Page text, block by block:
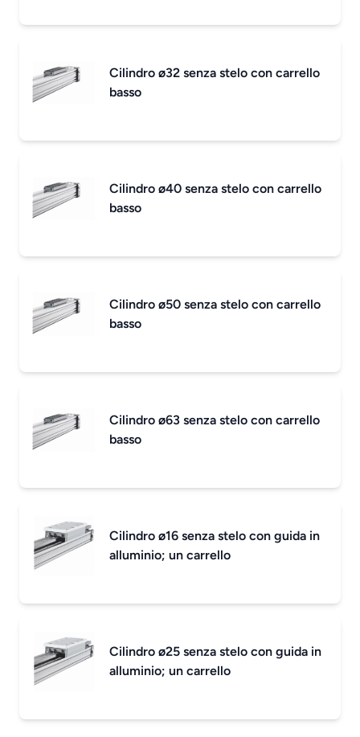
Cilindro ø32 senza stelo con carrello
basso
Cilindro ø40 senza stelo con carrello
basso
Cilindro ø50 senza stelo con carrello
basso
Cilindro ø63 senza stelo con carrello
basso
Cilindro ø16 senza stelo con guida in
alluminio; un carrello
Cilindro ø25 senza stelo con guida in
alluminio; un carrello